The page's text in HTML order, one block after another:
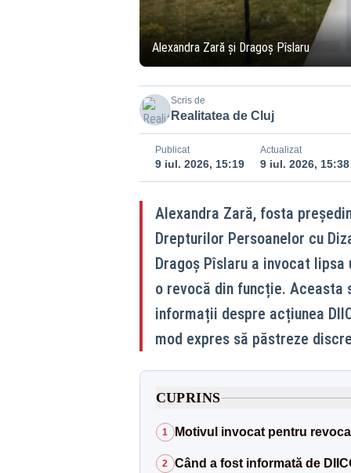
Alexandra Zară și Dragoș Pîslaru
Scris de
Realitatea de Cluj
Publicat
9 iul. 2026, 15:19
Actualizat
9 iul. 2026, 15:38
Alexandra Zară, fosta
Drepturilor Persoanelor cu
Dragoș Pîslaru a invocat
o revocă din funcție. Aceasta
informații despre acțiunea
mod expres să păstreze
CUPRINS
1 Motivul invocat pentru
2 Când a fost informată de